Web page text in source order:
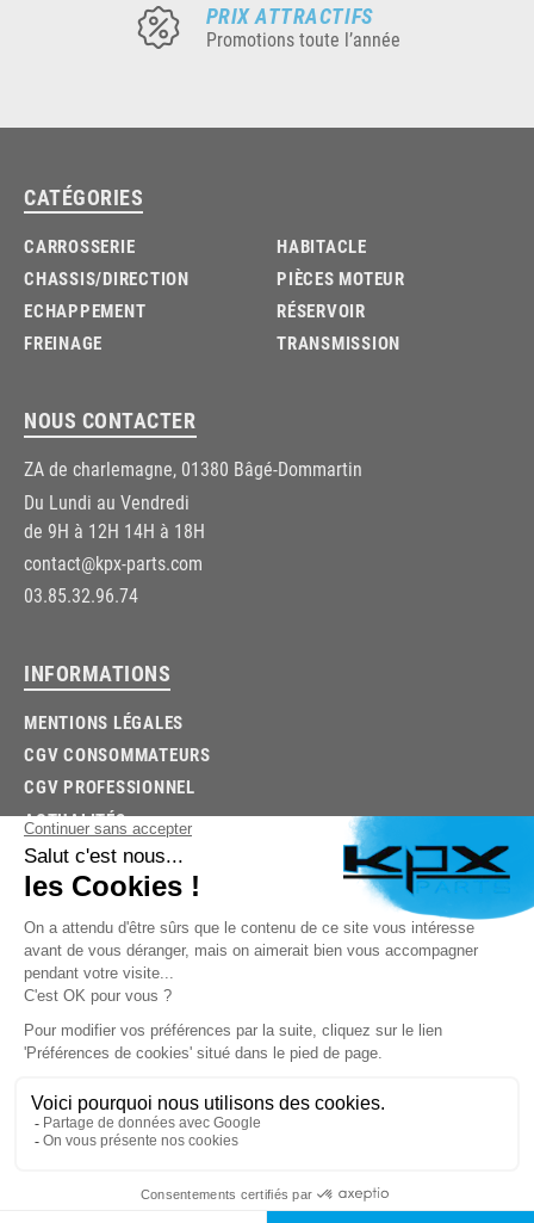
PRIX ATTRACTIFS
Promotions toute l’année
03.85.32.96.74
© 2026 -KPX PARTS- SITE CRÉÉ PARLET'S CLIC
CATÉGORIES
CARROSSERIE
CHASSIS/DIRECTION
ECHAPPEMENT
FREINAGE
HABITACLE
PIÈCES MOTEUR
RÉSERVOIR
TRANSMISSION
NOUS CONTACTER
ZA de charlemagne, 01380 Bâgé-Dommartin
Du Lundi au Vendredi
de 9H à 12H 14H à 18H
contact@kpx-parts.com
03.85.32.96.74
INFORMATIONS
MENTIONS LÉGALES
CGV CONSOMMATEURS
CGV PROFESSIONNEL
ACTUALITÉS
TROUVEZ LA BONNE PIÈCE RAPIDEMENT